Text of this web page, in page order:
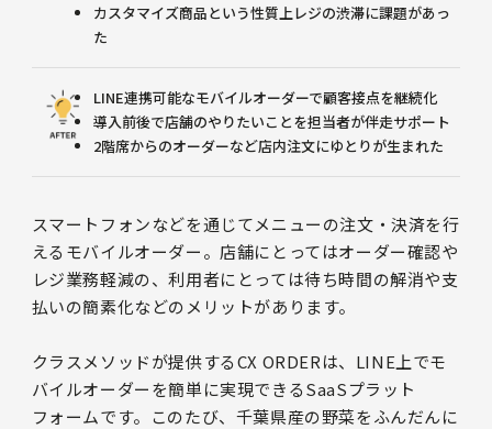
カスタマイズ商品という性質上レジの渋滞に課題があっ
た
LINE連携可能なモバイルオーダーで顧客接点を継続化
導入前後で店舗のやりたいことを担当者が伴走サポート
2階席からのオーダーなど店内注文にゆとりが生まれた
スマートフォンなどを通じてメニューの注文・決済を行
えるモバイルオーダー。店舗にとってはオーダー確認や
レジ業務軽減の、利用者にとっては待ち時間の解消や支
払いの簡素化などのメリットがあります。
クラスメソッドが提供するCX ORDERは、LINE上でモ
バイルオーダーを簡単に実現できるSaaSプラット
フォームです。このたび、千葉県産の野菜をふんだんに